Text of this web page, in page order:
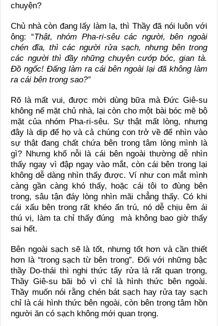
chuyện?
Chủ nhà còn đang lấy làm lạ, thì Thầy đã nói luôn với
ông: “Thật, nhóm Pha-ri-sêu các người, bên ngoài
chén đĩa, thì các người rửa sạch, nhưng bên trong
các người thì đầy những chuyện cướp bóc, gian tà.
Đồ ngốc! Đấng làm ra cái bên ngoài lại đã không làm
ra cái bên trong sao?”
Rõ là mất vui, được mời dùng bữa mà Đức Giê-su
không nể mặt chủ nhà, lại còn cho một bài bóc mẽ bộ
mặt của nhóm Pha-ri-sêu. Sự thật mất lòng, nhưng
đây là dịp để họ và cả chúng con trở về để nhìn vào
sự thật đang chất chứa bên trong tâm lòng mình là
gì? Nhưng khổ nỗi là cái bên ngoài thường dễ nhìn
thấy ngay vì đập ngay vào mắt, còn cái bên trong lại
không dễ dàng nhìn thấy được. Ví như con mắt mình
càng gần càng khó thấy, hoặc cái tôi to đùng bên
trong, sâu tận đáy lòng nhìn mãi chẳng thấy. Có khi
cái xấu bên trong rất khéo ẩn trú, nó dễ chịu êm ái
thú vị, làm ta chỉ thấy đúng mà không bao giờ thấy
sai hết.
Bên ngoài sạch sẽ là tốt, nhưng tốt hơn và cần thiết
hơn là “trong sạch từ bên trong”. Đối với những bậc
thầy Do-thái thì nghi thức tẩy rửa là rất quan trọng,
Thầy Giê-su bãi bỏ vì chỉ là hình thức bên ngoài.
Thầy muốn nói rằng chén bát sạch hay rửa tay sạch
chỉ là cái hình thức bên ngoài, còn bên trong tâm hồn
người ăn có sạch không mới quan trọng.